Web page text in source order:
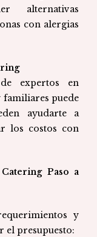
alternativas
con alergias
expertos en
familiares puede
ayudarte a
los costos con
Paso a
y
el presupuesto: